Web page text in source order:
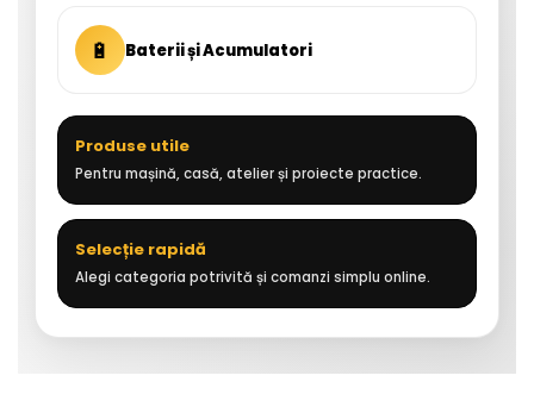
🔋 Baterii și Acumulatori
Produse utile
Pentru mașină, casă, atelier și proiecte practice.
Selecție rapidă
Alegi categoria potrivită și comanzi simplu online.